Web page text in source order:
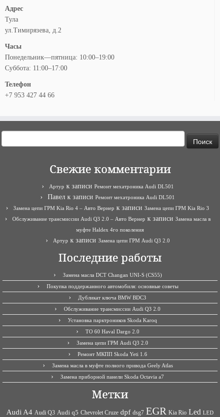
Адрес
Тула
ул.Тимирязева, д.2
Часы
Понедельник—пятница: 10:00–19:00
Суббота: 11:00–17:00
Телефон
+7 953 427 44 66
Свежие комментарии
Артур к записи Ремонт мехатроника Audi DL501
Павел к записи Ремонт мехатроника Audi DL501
Замена цепи ГРМ Kia Rio 4 – Авто Вернер к записи Замена цепи ГРМ Kia Rio 3
Обслуживание трансмиссии Audi Q3 2.0 – Авто Вернер к записи Замена масла в
муфте Haldex 4го поколения
Артур к записи Замена цепи ГРМ Audi Q3 2.0
Последние работы
Замена масла DCT Changan UNI-S (CS55)
Покупка поддержанного автомобиля: основные советы
Дубликат ключа BMW BDC3
Обслуживание трансмиссии Audi Q3 2.0
Установка парктроников Skoda Karoq
ТО 60 Haval Dargo 2.0
Замена цепи ГРМ Audi Q3 2.0
Ремонт МКПП Skoda Yeti 1.6
Замена масла в муфте полного привода Geely Atlas
Замена приборной панели Skoda Octavia a7
Метки
Audi A4 Audi Q3 Audi q5 Chevrolet Cruze dpf dsg7 EGR Kia Rio Led LED